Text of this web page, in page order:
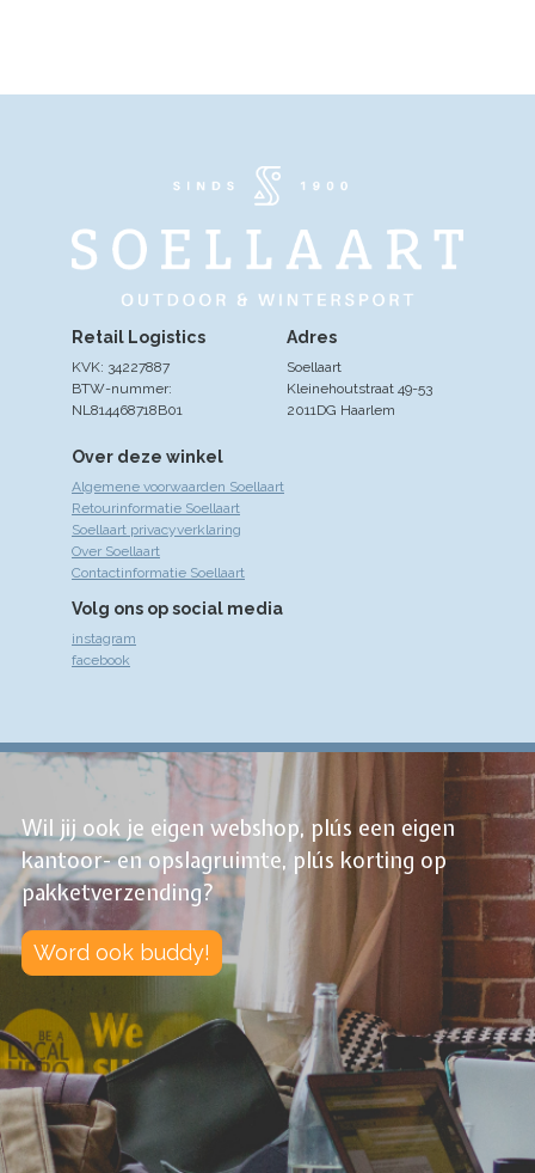
Over deze winkel
Algemene voorwaarden Soellaart
Retourinformatie Soellaart
Soellaart privacyverklaring
Over Soellaart
Contactinformatie Soellaart
Volg ons op social media
instagram
facebook
Adres
Soellaart
Kleinehoutstraat 49-53
2011DG Haarlem
Retail Logistics
KVK: 34227887
BTW-nummer:
NL814468718B01
Wil jij ook je eigen webshop, plús een eigen
kantoor- en opslagruimte, plús korting op
pakketverzending?
Word ook buddy!